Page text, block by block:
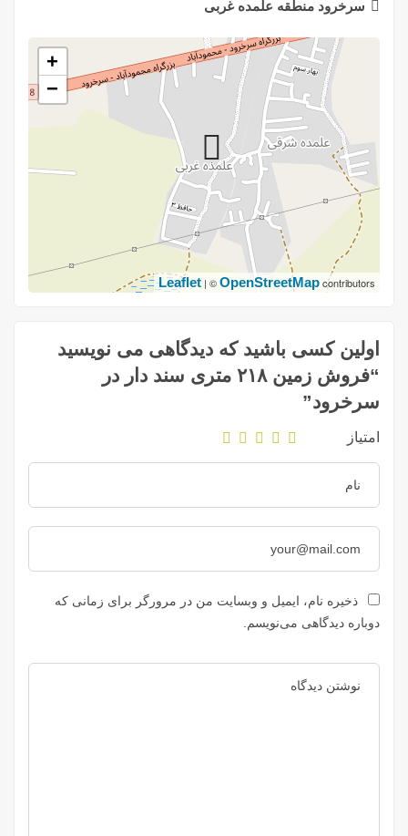
سرخرود منطقه علمده غربی
+
−
Leaflet | ©OpenStreetMapcontributors
اولین کسی باشید که دیدگاهی می نویسید
“فروش زمین ۲۱۸ متری سند دار در
سرخرود”
امتیاز
ذخیره نام، ایمیل و وبسایت من در مرورگر برای زمانی که
دوباره دیدگاهی می‌نویسم.